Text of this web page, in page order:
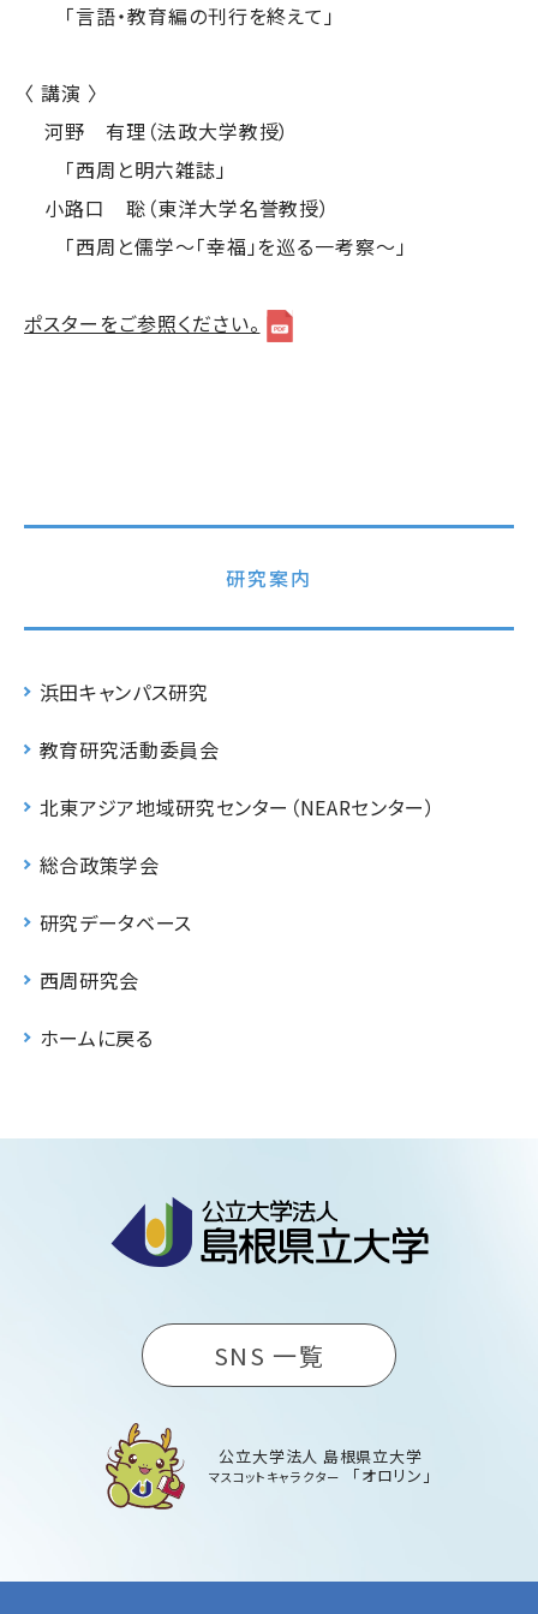
「言語・教育編の刊行を終えて」
〈 講演 〉
河野 有理（法政大学教授）
「西周と明六雑誌」
小路口 聡（東洋大学名誉教授）
「西周と儒学～「幸福」を巡る一考察～」
ポスターをご参照ください。
研究案内
浜田キャンパス研究
教育研究活動委員会
北東アジア地域研究センター（NEARセンター）
総合政策学会
研究データベース
西周研究会
ホームに戻る
SNS 一覧
公立大学法人 島根県立大学
マスコットキャラクター 「オロリン」